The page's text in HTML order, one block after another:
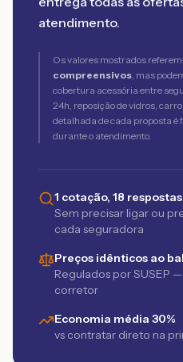
atendimento.
Os valores mostrados
compreensivos, mas
cobertura acessória entre
24h, reposição de vidros,
detalhada de cada proposta é
durante o atendimento.
1 cotação, 18 respostas
Sem precisar ligar ou
cada seguradora
Preços idênticos ao
Regulados por SUSEP
corretor
Economia média 30%
vs contratar direto na